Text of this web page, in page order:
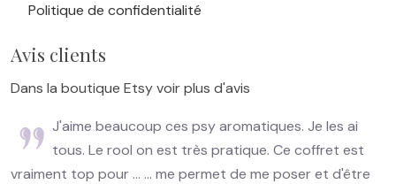
Politique de confidentialité
Avis clients
Dans la boutique Etsy voir plus d'avis
J'aime beaucoup ces psy aromatiques. Je les ai
tous. Le rool on est très pratique. Ce coffret est
vraiment top pour ... ... me permet de me poser et d'être